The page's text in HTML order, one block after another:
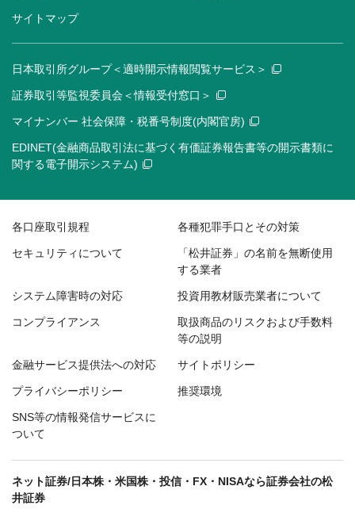
サイトマップ
日本取引所グループ＜適時開示情報閲覧サービス＞
証券取引等監視委員会＜情報受付窓口＞
マイナンバー 社会保障・税番号制度(内閣官房)
EDINET(金融商品取引法に基づく有価証券報告書等の開示書類に
関する電子開示システム)
各口座取引規程 各種犯罪手口とその対策
セキュリティについて
「松井証券」の名前を無断使用
する業者
システム障害時の対応 投資用教材販売業者について
コンプライアンス
取扱商品のリスクおよび手数料
等の説明
金融サービス提供法への対応 サイトポリシー
プライバシーポリシー 推奨環境
SNS等の情報発信サービスに
ついて
ネット証券/日本株・米国株・投信・FX・NISAなら証券会社の松
井証券